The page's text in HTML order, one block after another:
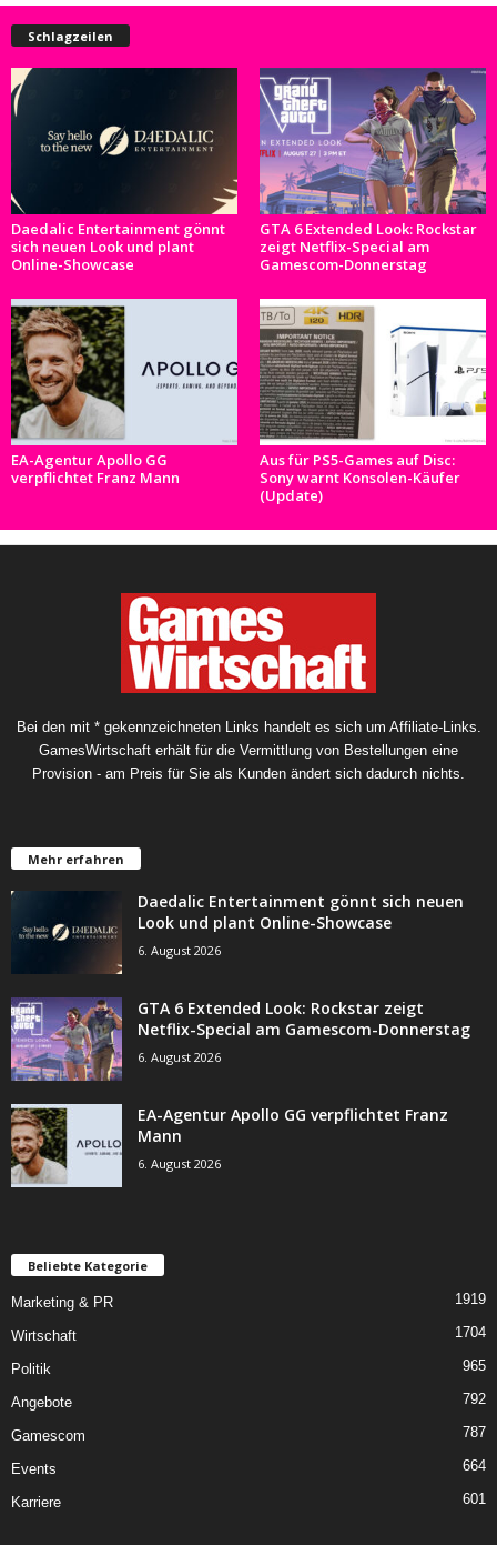
Schlagzeilen
Daedalic Entertainment gönnt
sich neuen Look und plant
Online-Showcase
GTA 6 Extended Look: Rockstar
zeigt Netflix-Special am
Gamescom-Donnerstag
EA-Agentur Apollo GG
verpflichtet Franz Mann
Aus für PS5-Games auf Disc:
Sony warnt Konsolen-Käufer
(Update)
Bei den mit * gekennzeichneten Links handelt es sich um Affiliate-Links.
GamesWirtschaft erhält für die Vermittlung von Bestellungen eine
Provision - am Preis für Sie als Kunden ändert sich dadurch nichts.
Mehr erfahren
Daedalic Entertainment gönnt sich neuen
Look und plant Online-Showcase
6. August 2026
GTA 6 Extended Look: Rockstar zeigt
Netflix-Special am Gamescom-Donnerstag
6. August 2026
EA-Agentur Apollo GG verpflichtet Franz
Mann
6. August 2026
Beliebte Kategorie
Marketing & PR 1919
Wirtschaft 1704
Politik 965
Angebote 792
Gamescom 787
Events 664
Karriere 601